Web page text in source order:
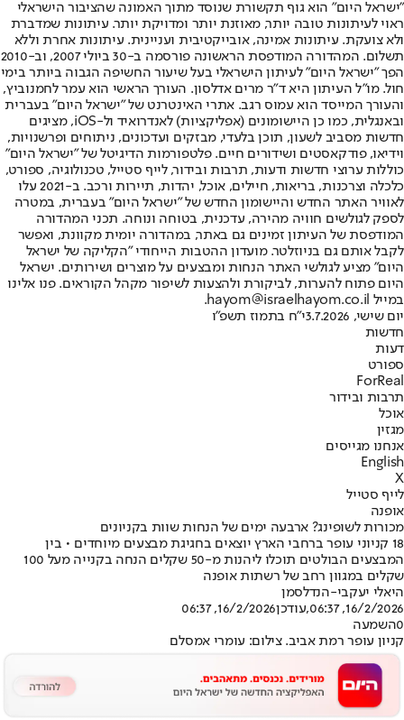
"ישראל היום" הוא גוף תקשורת שנוסד מתוך האמונה שהציבור הישראלי
ראוי לעיתונות טובה יותר, מאוזנת יותר ומדויקת יותר. עיתונות שמדברת
ולא צועקת. עיתונות אמינה, אובייקטיבית ועניינית. עיתונות אחרת וללא
תשלום. המהדורה המודפסת הראשונה פורסמה ב-30 ביולי 2007, וב-2010
הפך "ישראל היום" לעיתון הישראלי בעל שיעור החשיפה הגבוה ביותר בימי
חול. מו"ל העיתון היא ד"ר מרים אדלסון. העורך הראשי הוא עמר לחמנוביץ,
והעורך המייסד הוא עמוס רגב. אתרי האינטרנט של "ישראל היום" בעברית
ובאנגלית, כמו כן היישומונים (אפליקציות) לאנדרואיד ול-iOS, מציגים
חדשות מסביב לשעון, תוכן בלעדי, מבזקים ועדכונים, ניתוחים ופרשנויות,
וידיאו, פודקאסטים ושידורים חיים. פלטפורמות הדיגיטל של "ישראל היום"
כוללות ערוצי חדשות ודעות, תרבות ובידור, לייף סטייל, טכנולוגיה, ספורט,
כלכלה וצרכנות, בריאות, חיילים, אוכל, יהדות, תיירות ורכב. ב-2021 עלו
לאוויר האתר החדש והיישומון החדש של "ישראל היום" בעברית, במטרה
לספק לגולשים חוויה מהירה, עדכנית, בטוחה ונוחה. תכני המהדורה
המודפסת של העיתון זמינים גם באתר, במהדורה יומית מקוונת, ואפשר
לקבל אותם גם בניוזלטר. מועדון ההטבות הייחודי "הקליקה של ישראל
היום" מציע לגולשי האתר הנחות ומבצעים על מוצרים ושירותים. ישראל
היום פתוח להערות, לביקורת ולהצעות לשיפור מקהל הקוראים. פנו אלינו
במייל hayom@israelhayom.co.il.
יום שישי, 3.7.2026
י"ח בתמוז תשפ"ו
חדשות
דעות
ספורט
ForReal
תרבות ובידור
אוכל
מגזין
אנחנו מגייסים
English
X
לייף סטייל
אופנה
מכורות לשופינג? ארבעה ימים של הנחות שוות בקניונים
18 קניוני עופר ברחבי הארץ יוצאים בחגיגת מבצעים מיוחדים • בין
המבצעים הבולטים תוכלו ליהנות מ-50 שקלים הנחה בקנייה מעל 100
שקלים במגוון רחב של רשתות אופנה
היאלי יעקבי-הנדלסמן
16/2/2026, 06:37
,עודכן16/2/2026, 06:37
0השמעה
קניון עופר רמת אביב. צילום: עומרי אמסלם